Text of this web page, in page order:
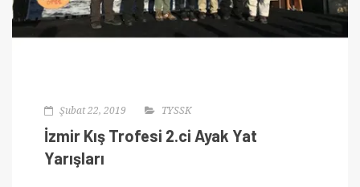
Şubat 22, 2019 TYSSK
İzmir Kış Trofesi 2.ci Ayak Yat
Yarışları